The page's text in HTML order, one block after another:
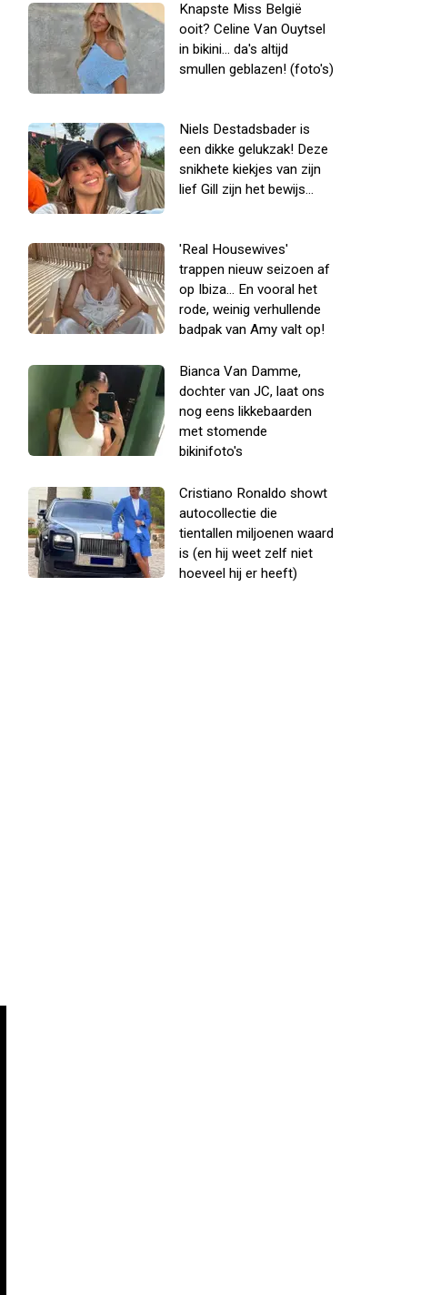
Knapste Miss België
ooit? Celine Van Ouytsel
in bikini... da's altijd
smullen geblazen! (foto's)
Niels Destadsbader is
een dikke gelukzak! Deze
snikhete kiekjes van zijn
lief Gill zijn het bewijs...
'Real Housewives'
trappen nieuw seizoen af
op Ibiza... En vooral het
rode, weinig verhullende
badpak van Amy valt op!
Bianca Van Damme,
dochter van JC, laat ons
nog eens likkebaarden
met stomende
bikinifoto's
Cristiano Ronaldo showt
autocollectie die
tientallen miljoenen waard
is (en hij weet zelf niet
hoeveel hij er heeft)